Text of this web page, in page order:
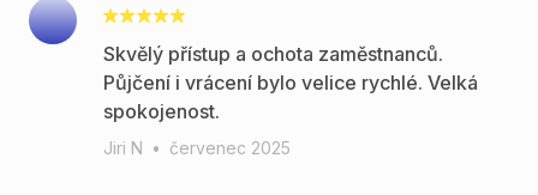
Skvělý přístup a ochota zaměstnanců.
Půjčení i vrácení bylo velice rychlé. Velká
spokojenost.
Jiri N • červenec 2025